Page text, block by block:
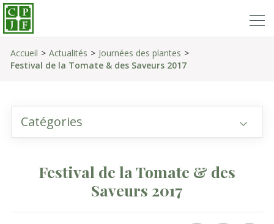
Accueil Actualités
Journées des plantes
Festival de la Tomate & des Saveurs 2017
Catégories
Festival de la Tomate & des
Saveurs 2017